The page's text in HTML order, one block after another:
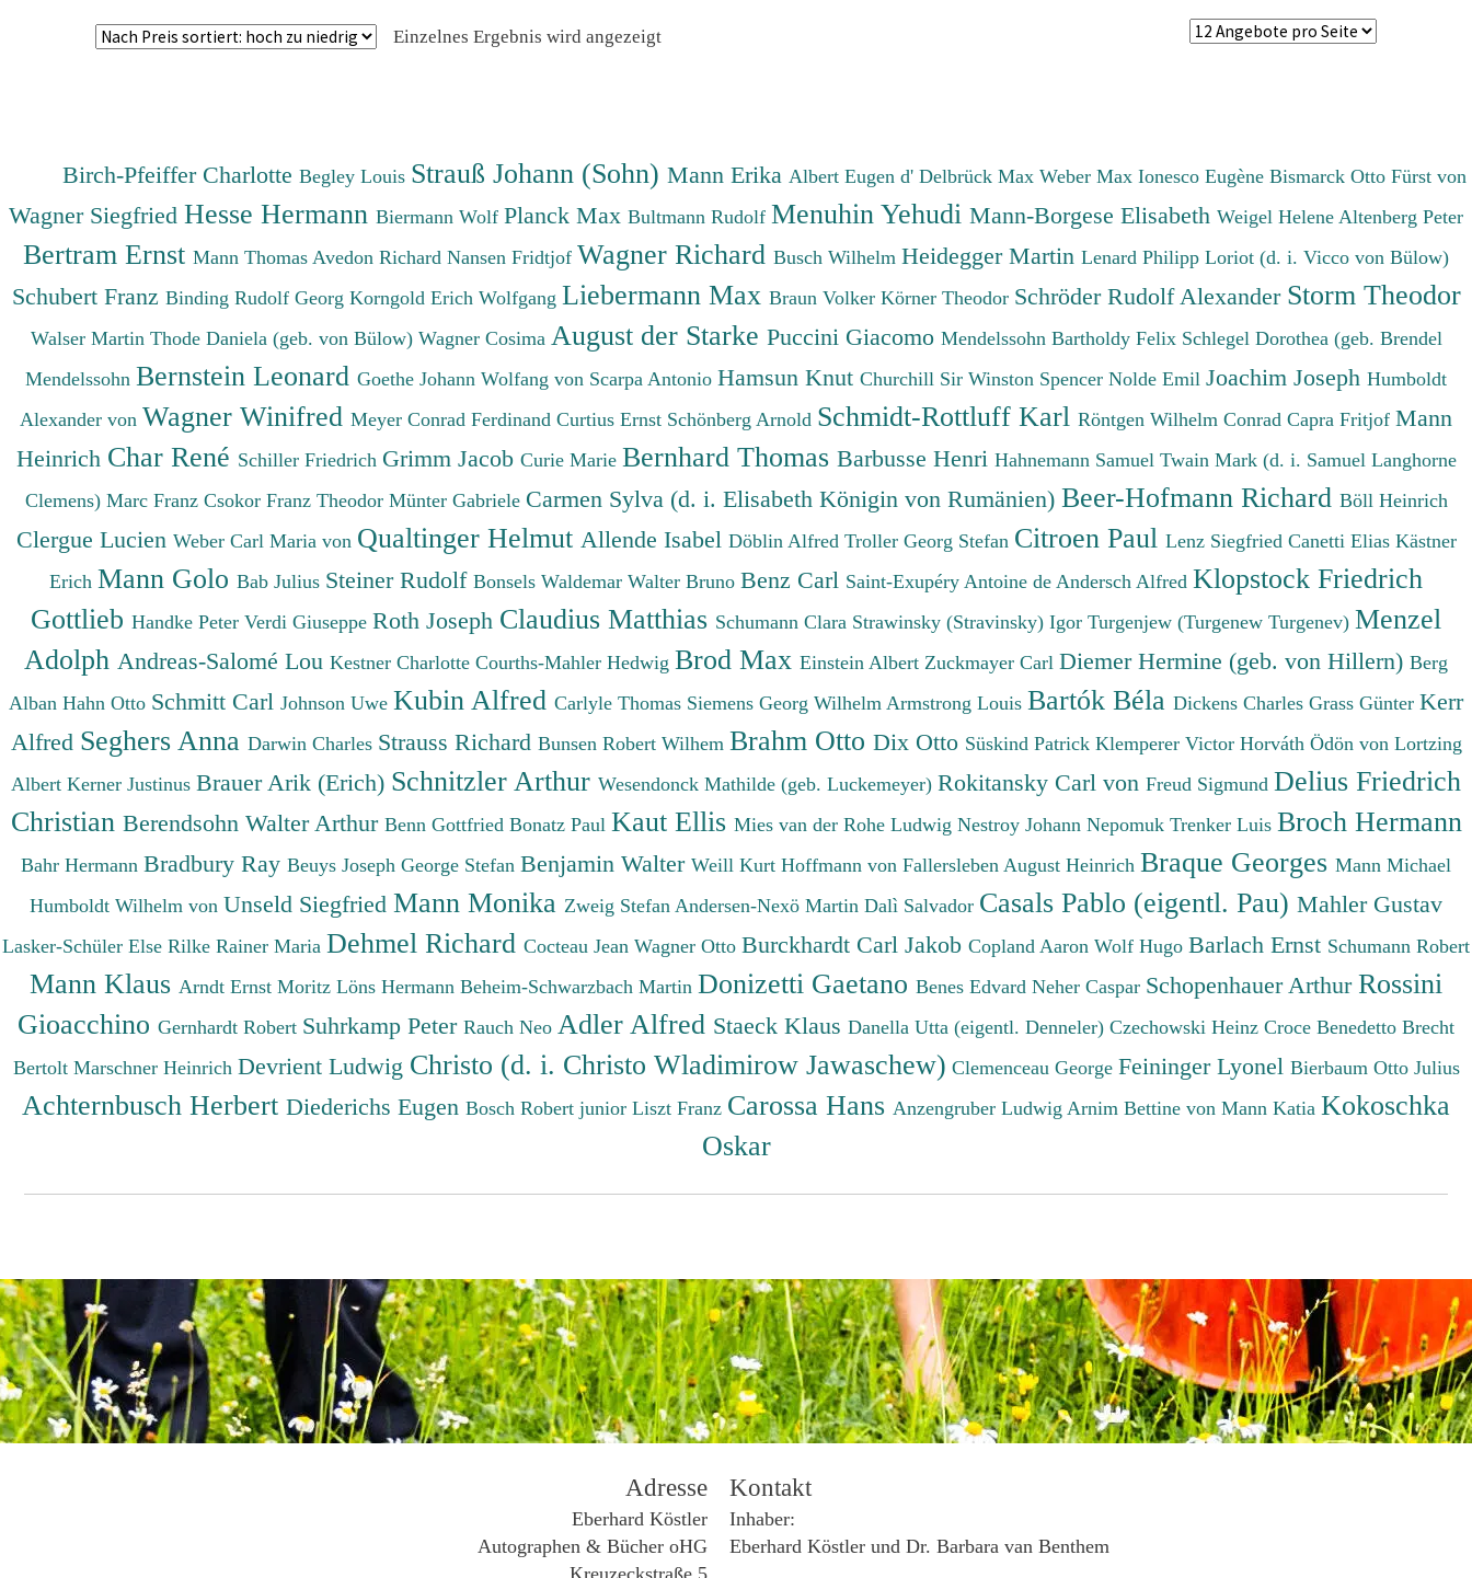
Einzelnes Ergebnis wird angezeigt
Birch-Pfeiffer CharlotteBegley Louis Strauß Johann (Sohn)Mann Erika Albert Eugen d'Delbrück MaxWeber MaxIonesco EugèneBismarck Otto Fürst von
Wagner Siegfried Hesse Hermann Biermann Wolf Planck Max Bultmann Rudolf Menuhin Yehudi Mann-Borgese Elisabeth Weigel Helene Altenberg Peter
Bertram Ernst Mann Thomas Avedon Richard Nansen Fridtjof Wagner Richard Busch Wilhelm Heidegger Martin Lenard Philipp Loriot (d. i. Vicco von Bülow)
Schubert Franz Binding Rudolf Georg Korngold Erich Wolfgang Liebermann Max Braun Volker Körner Theodor Schröder Rudolf Alexander Storm Theodor
Walser Martin Thode Daniela (geb. von Bülow) Wagner Cosima August der Starke Puccini Giacomo Mendelssohn Bartholdy Felix Schlegel Dorothea (geb. Brendel
Mendelssohn Bernstein Leonard Goethe Johann Wolfang von Scarpa Antonio Hamsun Knut Churchill Sir Winston Spencer Nolde Emil Joachim Joseph Humboldt
Alexander von Wagner Winifred Meyer Conrad Ferdinand Curtius Ernst Schönberg Arnold Schmidt-Rottluff Karl Röntgen Wilhelm Conrad Capra Fritjof Mann
Heinrich Char René Schiller Friedrich Grimm Jacob Curie Marie Bernhard Thomas Barbusse Henri Hahnemann Samuel Twain Mark (d. i. Samuel Langhorne
Clemens) Marc Franz Csokor Franz Theodor Münter Gabriele Carmen Sylva (d. i. Elisabeth Königin von Rumänien) Beer-Hofmann Richard Böll Heinrich
Clergue Lucien Weber Carl Maria von Qualtinger Helmut Allende Isabel Döblin Alfred Troller Georg Stefan Citroen Paul Lenz Siegfried Canetti Elias Kästner
Erich Mann Golo Bab Julius Steiner Rudolf Bonsels Waldemar Walter Bruno Benz Carl Saint-Exupéry Antoine de Andersch Alfred Klopstock Friedrich
Gottlieb Handke Peter Verdi Giuseppe Roth Joseph Claudius Matthias Schumann Clara Strawinsky (Stravinsky) Igor Turgenjew (Turgenew Turgenev) Menzel
Adolph Andreas-Salomé Lou Kestner Charlotte Courths-Mahler Hedwig Brod Max Einstein Albert Zuckmayer Carl Diemer Hermine (geb. von Hillern) Berg
Alban Hahn Otto Schmitt Carl Johnson Uwe Kubin Alfred Carlyle Thomas Siemens Georg Wilhelm Armstrong Louis Bartók Béla Dickens Charles Grass Günter Kerr
Alfred Seghers Anna Darwin Charles Strauss Richard Bunsen Robert Wilhem Brahm Otto Dix Otto Süskind Patrick Klemperer Victor Horváth Ödön von Lortzing
Albert Kerner Justinus Brauer Arik (Erich) Schnitzler Arthur Wesendonck Mathilde (geb. Luckemeyer) Rokitansky Carl von Freud Sigmund Delius Friedrich
Christian Berendsohn Walter Arthur Benn Gottfried Bonatz Paul Kaut Ellis Mies van der Rohe Ludwig Nestroy Johann Nepomuk Trenker Luis Broch Hermann
Bahr Hermann Bradbury Ray Beuys Joseph George Stefan Benjamin Walter Weill Kurt Hoffmann von Fallersleben August Heinrich Braque Georges Mann Michael
Humboldt Wilhelm von Unseld Siegfried Mann Monika Zweig Stefan Andersen-Nexö Martin Dalì Salvador Casals Pablo (eigentl. Pau) Mahler Gustav
Lasker-Schüler Else Rilke Rainer Maria Dehmel Richard Cocteau Jean Wagner Otto Burckhardt Carl Jakob Copland Aaron Wolf Hugo Barlach Ernst Schumann Robert
Mann Klaus Arndt Ernst Moritz Löns Hermann Beheim-Schwarzbach Martin Donizetti Gaetano Benes Edvard Neher Caspar Schopenhauer Arthur Rossini
Gioacchino Gernhardt Robert Suhrkamp Peter Rauch Neo Adler Alfred Staeck Klaus Danella Utta (eigentl. Denneler) Czechowski Heinz Croce Benedetto Brecht
Bertolt Marschner Heinrich Devrient Ludwig Christo (d. i. Christo Wladimirow Jawaschew) Clemenceau George Feininger Lyonel Bierbaum Otto Julius
Achternbusch Herbert Diederichs Eugen Bosch Robert junior Liszt Franz Carossa Hans Anzengruber Ludwig Arnim Bettine von Mann Katia Kokoschka
Oskar
Adresse
Eberhard Köstler
Autographen & Bücher oHG
Kontakt
Inhaber:
Eberhard Köstler und Dr. Barbara van Benthem